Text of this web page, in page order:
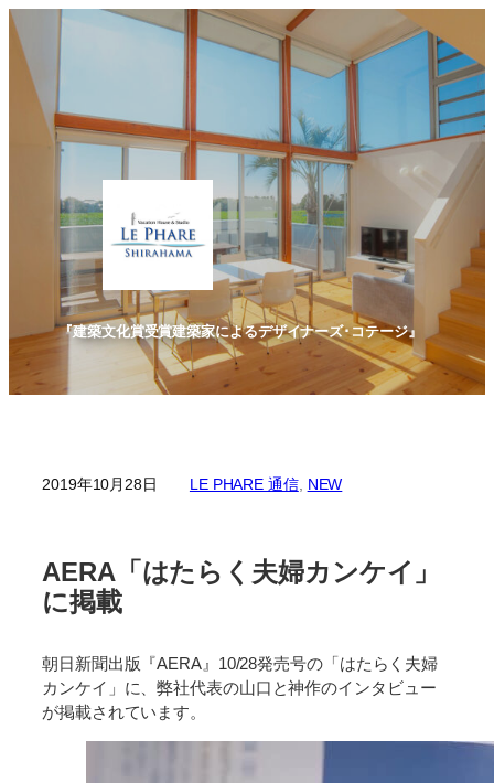
内
容
『建築文化賞受賞建築家によるデザイナーズ･コテージ』
2019年10月28日 LE PHARE 通信, NEW
AERA「はたらく夫婦カンケイ」
に掲載
朝日新聞出版『AERA』10/28発売号の「はたらく夫婦
カンケイ」に、弊社代表の山口と神作のインタビュー
が掲載されています。